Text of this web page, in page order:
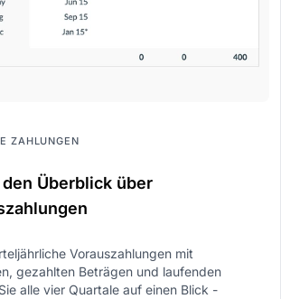
ZAHLUNGEN
Überblick über
Vorauszahlungen mit
gezahlten Beträgen und laufenden
alle vier Quartale auf einen Blick -